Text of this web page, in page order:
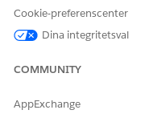
Använd
viktiga
Hur trendar
Cookie-preferenscenter
Dina integritetsval
COMMUNITY
AppExchange